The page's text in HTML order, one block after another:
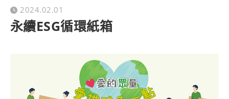
2024.02.01
永續ESG循環紙箱